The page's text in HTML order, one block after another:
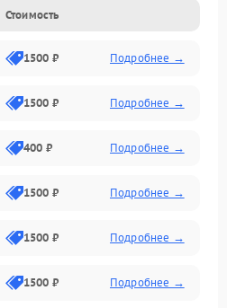
и аккумулятором
корпусом и другие
Стоимость
1500 ₽ Подробнее →
1500 ₽ Подробнее →
400 ₽ Подробнее →
1500 ₽ Подробнее →
1500 ₽ Подробнее →
1500 ₽ Подробнее →